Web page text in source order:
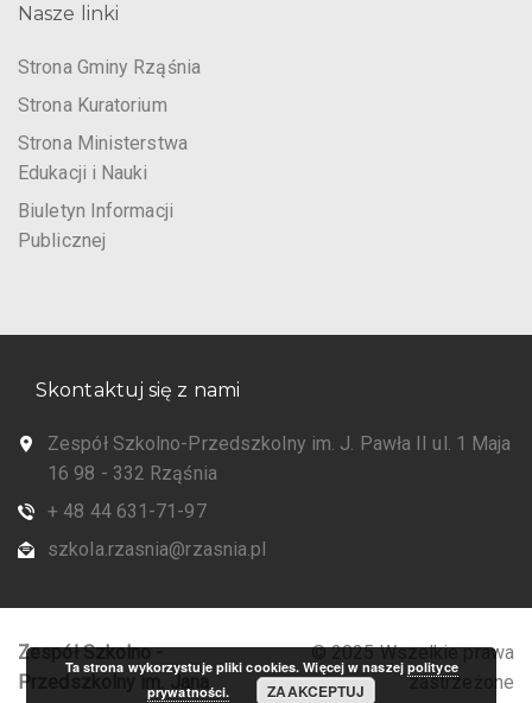
Nasze linki
Strona Gminy Rząśnia
Strona Kuratorium
Strona Ministerstwa
Edukacji i Nauki
Biuletyn Informacji
Publicznej
Skontaktuj się z nami
Zespół Szkolno-Przedszkolny im. J. Pawła II ul. 1 Maja
16 98 - 332 Rząśnia
+ 48 44 631-71-97
szkola.rzasnia@rzasnia.pl
Zespół Szkolno -
Przedszkolny im. Jana
© 2025 Wszelkie prawa
zastrzeżone
Ta strona wykorzystuje pliki cookies. Więcej w naszej polityce
prywatności.
ZAAKCEPTUJ